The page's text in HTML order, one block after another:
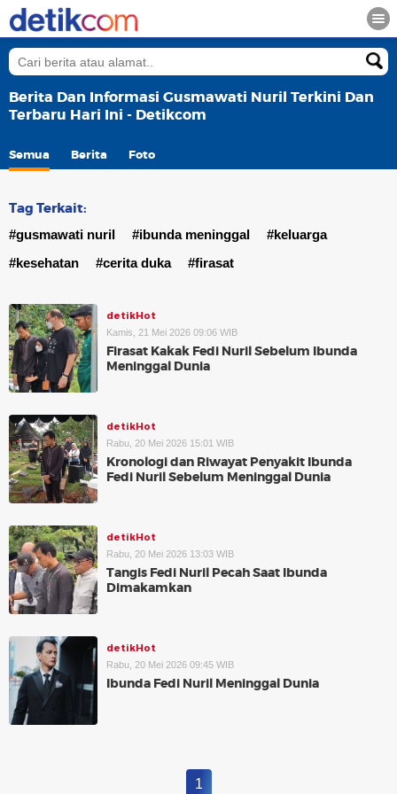
Berita Dan Informasi Gusmawati Nuril Terkini Dan
Terbaru Hari Ini - Detikcom
Semua Berita Foto
Tag Terkait:
#gusmawati nuril #ibunda meninggal
#keluarga
#kesehatan
#cerita duka #firasat
detikHot
Kamis, 21 Mei 2026 09:06 WIB
Firasat Kakak Fedi Nuril Sebelum Ibunda
Meninggal Dunia
detikHot
Rabu, 20 Mei 2026 15:01 WIB
Kronologi dan Riwayat Penyakit Ibunda
Fedi Nuril Sebelum Meninggal Dunia
detikHot
Rabu, 20 Mei 2026 13:03 WIB
Tangis Fedi Nuril Pecah Saat Ibunda
Dimakamkan
detikHot
Rabu, 20 Mei 2026 09:45 WIB
Ibunda Fedi Nuril Meninggal Dunia
1